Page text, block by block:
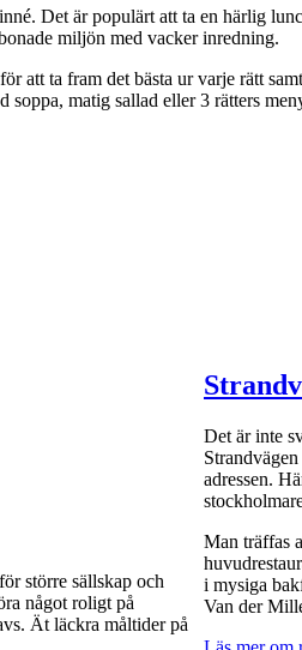
Det är populärt att ta en härlig
miljön med vacker inredning.
att ta fram det bästa ur varje rätt
soppa, matig sallad eller 3 rätters
större sällskap och
något roligt på
Ät läckra måltider på
Det är inte
adressen.
Man träffas
i mysiga
Van der